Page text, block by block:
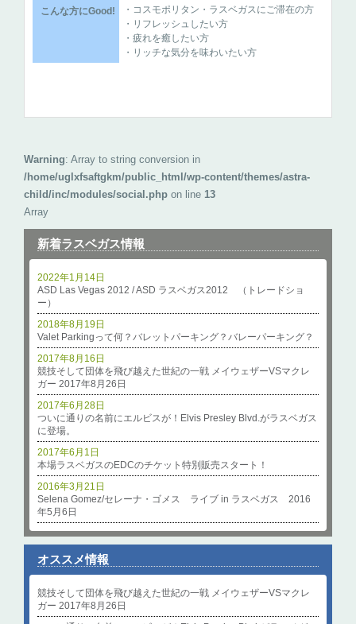
新着ラスベガス情報
ASD Las Vegas 2012 / ASD ラスベガス2012 （トレードショ
ー）
2022年1月14日
Valet Parkingって何？バレットパーキング？バレーパーキング？
2018年8月19日
競技そして団体を飛び越えた世紀の一戦 メイウェザーVSマクレ
ガー 2017年8月26日
2017年8月16日
ついに通りの名前にエルビスが！Elvis Presley Blvd.がラスベガス
に登場。
2017年6月28日
本場ラスベガスのEDCのチケット特別販売スタート！
2017年6月1日
Selena Gomez/セレーナ・ゴメス ライブ in ラスベガス 2016
年5月6日
2016年3月21日
オススメ情報
競技そして団体を飛び越えた世紀の一戦 メイウェザーVSマクレ
ガー 2017年8月26日
こんな方にGood!
・コスモポリタン・ラスベガスにご滞在の方
・リフレッシュしたい方
・疲れを癒したい方
・リッチな気分を味わいたい方
Warning: Array to string conversion in
/home/uglxfsaftgkm/public_html/wp-content/themes/astra-
child/inc/modules/social.php on line 13
Array